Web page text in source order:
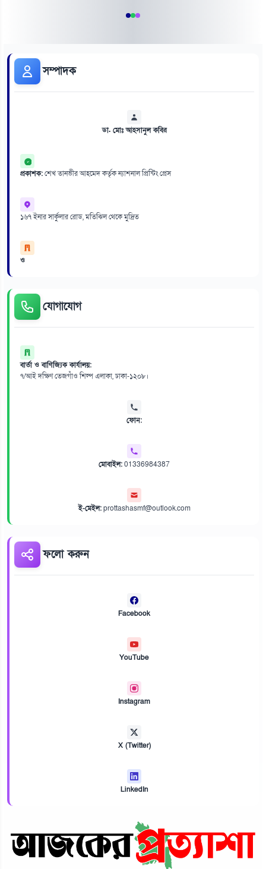
সম্পাদক
ডা. মোঃ আহসানুল কবির
প্রকাশক:শেখ তানভীর আহমেদ কর্তৃক ন্যাশনাল প্রিন্টিং প্রেস
১৬৭ ইনার সার্কুলার রোড, মতিঝিল থেকে মুদ্রিত
ও
যোগাযোগ
বার্তা ও বাণিজ্যিক কার্যালয়:
৭/আই দক্ষিণ তেজগাঁও শিল্প এলাকা, ঢাকা-১২০৮।
ফোন:
মোবাইল:01336984387
ই-মেইল:prottashasmf@outlook.com
ফলো করুন
Facebook
YouTube
Instagram
X (Twitter)
LinkedIn